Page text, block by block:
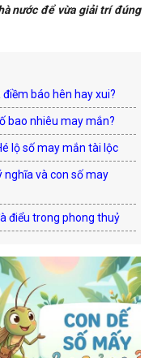
nước để vừa giải trí đúng
báo hên hay xui?
bao nhiêu may mắn?
lộ số may mắn tài lộc
nghĩa và con số may
điểu trong phong thuỷ